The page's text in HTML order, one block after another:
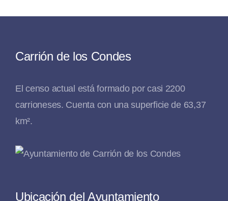
Carrión de los Condes
El censo actual está formado por casi 2200
carrioneses. Cuenta con una superficie de 63,37
km².
Ubicación del Ayuntamiento